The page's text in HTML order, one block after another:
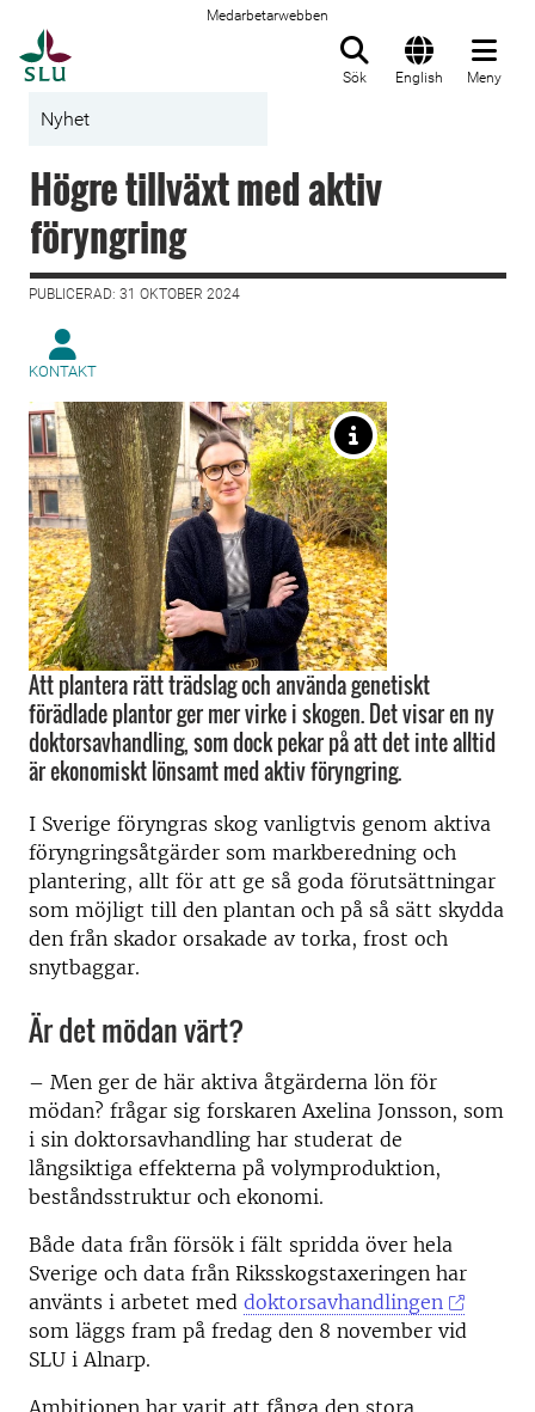
Medarbetarwebben
Sök English Meny
Nyhet
Högre tillväxt med aktiv
föryngring
PUBLICERAD: 31 OKTOBER 2024
KONTAKT
Att plantera rätt trädslag och använda genetiskt
förädlade plantor ger mer virke i skogen. Det visar en ny
doktorsavhandling, som dock pekar på att det inte alltid
är ekonomiskt lönsamt med aktiv föryngring.
I Sverige föryngras skog vanligtvis genom aktiva
föryngringsåtgärder som markberedning och
plantering, allt för att ge så goda förutsättningar
som möjligt till den plantan och på så sätt skydda
den från skador orsakade av torka, frost och
snytbaggar.
Är det mödan värt?
– Men ger de här aktiva åtgärderna lön för
mödan? frågar sig forskaren Axelina Jonsson, som
i sin doktorsavhandling har studerat de
långsiktiga effekterna på volymproduktion,
beståndsstruktur och ekonomi.
Både data från försök i fält spridda över hela
Sverige och data från Riksskogstaxeringen har
använts i arbetet med doktorsavhandlingen
som läggs fram på fredag den 8 november vid
SLU i Alnarp.
Ambitionen har varit att fånga den stora